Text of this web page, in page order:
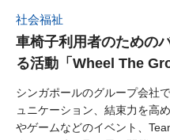
社会福祉
車椅子利用者のための
る活動「Wheel The
シンガポールのグループ会社
ュニケーション、結束力を高
やゲームなどのイベント、